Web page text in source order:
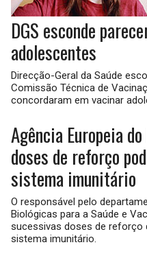
DGS esconde
adolescentes
Direcção-Geral da Saúde
Comissão Técnica de
concordaram em vacinar
Agência Europeia
doses de reforço
sistema imunitário
O responsável pelo
Biológicas para a Saúde e
sucessivas doses de reforço
sistema imunitário.